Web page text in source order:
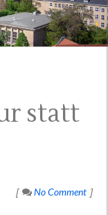
statt
No Comment